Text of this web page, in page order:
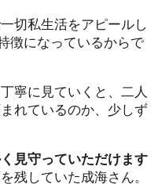
切私生活をアピールし
徴になっているからで
寧に見ていくと、二人
れているのか、少しず
く見守っていただけます
残していた成海さん。